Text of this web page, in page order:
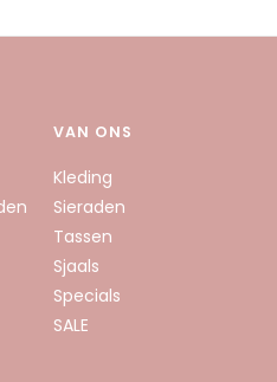
VAN ONS
Kleding
Sieraden
Tassen
Sjaals
Specials
SALE